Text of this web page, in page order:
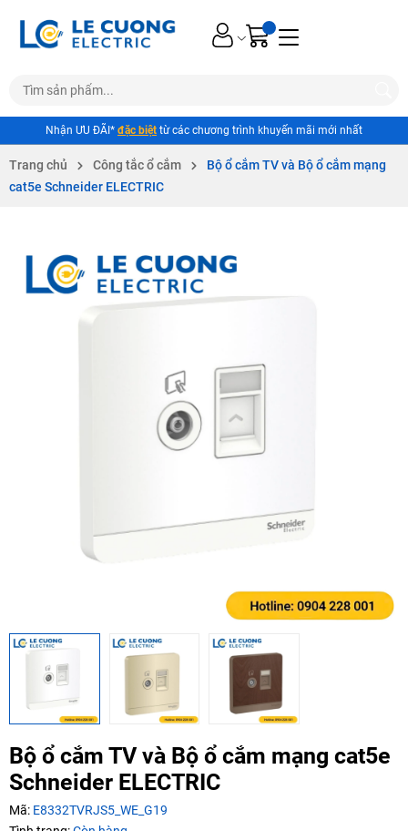
Nhận ƯU ĐÃI* đặc biệt từ các chương trình khuyến mãi mới nhất
Trang chủ Công tắc ổ cắm
Bộ ổ cắm TV và Bộ ổ cắm mạng
cat5e Schneider ELECTRIC
Bộ ổ cắm TV và Bộ ổ cắm mạng cat5e
Schneider ELECTRIC
Mã: E8332TVRJS5_WE_G19